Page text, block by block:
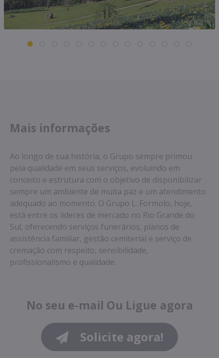
Mais informações
Ao longo de sua história, o Grupo sempre primou
pela qualidade em seus serviços, evoluindo em
conceito e estrutura com o objetivo de disponibilizar
sempre um ambiente de muita paz e um atendimento
adequado ao momento. O Grupo L. Formolo, hoje,
está entre os líderes de mercado no Rio Grande do
Sul, oferecendo serviços funerários, planos de
assistência familiar, gestão cemiterial e serviço de
cremação com respeito, sensibilidade,
profissionalismo e qualidade.
No seu e-mail Ou Ligue agora
Solicite agora!